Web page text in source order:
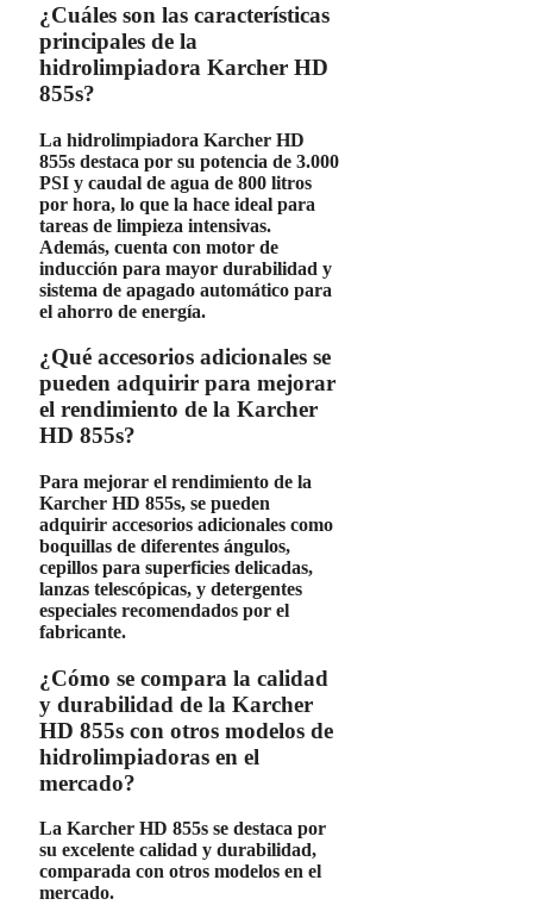
¿Cuáles son las características
principales de la
hidrolimpiadora Karcher HD
855s?
La hidrolimpiadora Karcher HD
855s destaca por su potencia de 3.000
PSI y caudal de agua de 800 litros
por hora, lo que la hace ideal para
tareas de limpieza intensivas.
Además, cuenta con motor de
inducción para mayor durabilidad y
sistema de apagado automático para
el ahorro de energía.
¿Qué accesorios adicionales se
pueden adquirir para mejorar
el rendimiento de la Karcher
HD 855s?
Para mejorar el rendimiento de la
Karcher HD 855s, se pueden
adquirir accesorios adicionales como
boquillas de diferentes ángulos,
cepillos para superficies delicadas,
lanzas telescópicas, y detergentes
especiales recomendados por el
fabricante.
¿Cómo se compara la calidad
y durabilidad de la Karcher
HD 855s con otros modelos de
hidrolimpiadoras en el
mercado?
La Karcher HD 855s se destaca por
su excelente calidad y durabilidad,
comparada con otros modelos en el
mercado.